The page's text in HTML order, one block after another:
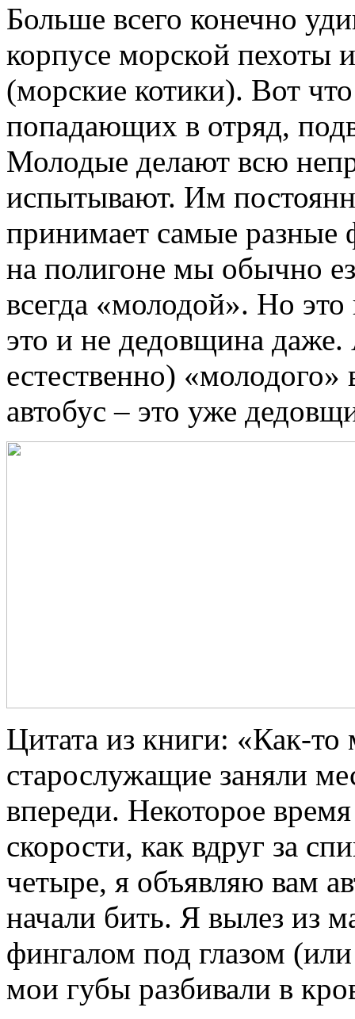
Больше всего конечно
корпусе морской пехоты
(морские котики). Вот
попадающих в отряд,
Молодые делают всю
испытывают. Им
принимает самые
на полигоне мы обычно
всегда «молодой». Но
это и не дедовщина
естественно) «молодого»
автобус – это уже
Цитата из книги: «Как-
старослужащие заняли
впереди. Некоторое
скорости, как вдруг за
четыре, я объявляю вам
начали бить. Я вылез из
фингалом под глазом
мои губы разбивали в